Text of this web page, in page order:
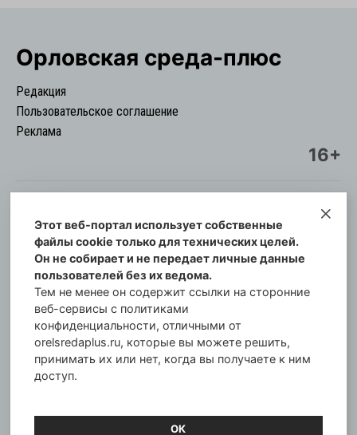
Орловская cреда-плюс
Редакция
Пользовательское соглашение
Реклама
16+
© Информационный городской портал
Орловская cреда-плюс, 2021-2026
Свидетельство о регистрации СМИ: ПИ №57-
00254 от 29 октября 2013 г.
Газета зарегистрирована Управлением
Федеральной службы по надзору в сфере связи,
информационных технологий и массовых
коммуникаций по Орловской области.
Главный редактор: Татьяна Филёва
Этот веб-портал использует собственные
файлы cookie только для технических целей.
Он не собирает и не передает личные данные
пользователей без их ведома.
Тем не менее он содержит ссылки на сторонние
веб-сервисы с политиками
конфиденциальности, отличными от
orelsredaplus.ru, которые вы можете решить,
принимать их или нет, когда вы получаете к ним
доступ.
ОК